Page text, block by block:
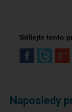
Sdílejte tento
Naposledy